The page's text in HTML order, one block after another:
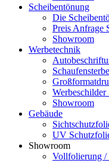
Scheibentönung
Die
Preis Anfrage
Showroom
Werbetechnik
Werbeschilder
Showroom
Gebäude
UV
Showroom
Vollfolierung /